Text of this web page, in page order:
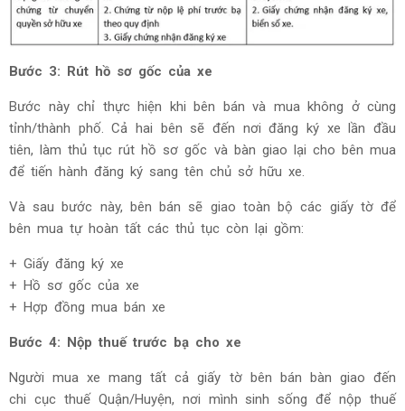
Bước 3: Rút hồ sơ gốc của xe
Bước này chỉ thực hiện khi bên bán và mua không ở cùng
tỉnh/thành phố. Cả hai bên sẽ đến nơi đăng ký xe lần đầu
tiên, làm thủ tục rút hồ sơ gốc và bàn giao lại cho bên mua
để tiến hành đăng ký sang tên chủ sở hữu xe.
Và sau bước này, bên bán sẽ giao toàn bộ các giấy tờ để
bên mua tự hoàn tất các thủ tục còn lại gồm:
+ Giấy đăng ký xe
+ Hồ sơ gốc của xe
+ Hợp đồng mua bán xe
Bước 4: Nộp thuế trước bạ cho xe
Người mua xe mang tất cả giấy tờ bên bán bàn giao đến
chi cục thuế Quận/Huyện, nơi mình sinh sống để nộp thuế